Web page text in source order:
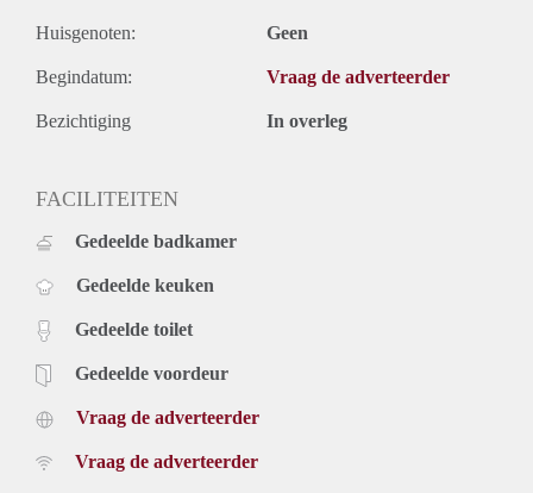
Huisgenoten: Geen
Begindatum: Vraag de adverteerder
Bezichtiging In overleg
FACILITEITEN
Gedeelde badkamer
Gedeelde keuken
Gedeelde toilet
Gedeelde voordeur
Vraag de adverteerder
Vraag de adverteerder